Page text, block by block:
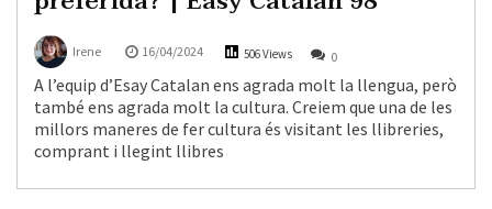
Irene 16/04/2024 506 Views 0
A l’equip d’Esay Catalan ens agrada molt la llengua, però
també ens agrada molt la cultura. Creiem que una de les
millors maneres de fer cultura és visitant les llibreries,
comprant i llegint llibres